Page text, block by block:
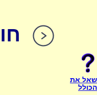
שאל את
הכולל